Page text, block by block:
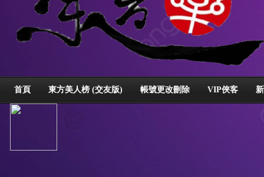
首頁 東方美人榜 (交友版) 帳號更改刪除 VIP俠客